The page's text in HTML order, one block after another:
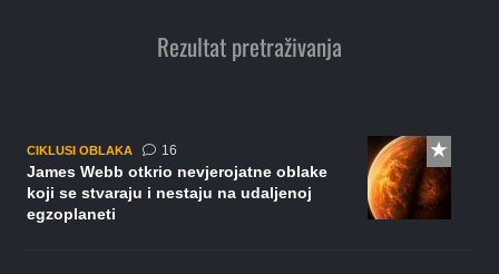
Rezultat pretraživanja
CIKLUSI OBLAKA 16komentara
James Webb otkrio nevjerojatne oblake
koji se stvaraju i nestaju na udaljenoj
egzoplaneti